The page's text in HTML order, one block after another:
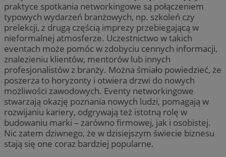
praktyce spotkania networkingowe są połączeniem
typowych wydarzeń branżowych, np. szkoleń czy
prelekcji, z drugą częścią imprezy przebiegającą w
nieformalnej atmosferze. Uczestnictwo w takich
eventach może pomóc w zdobyciu cennych informacji,
znalezieniu klientów, mentorów lub innych
profesjonalistów z branży. Można śmiało powiedzieć, że
poszerza to horyzonty i otwiera drzwi do nowych
możliwości zawodowych. Eventy networkingowe
stwarzają okazję poznania nowych ludzi, pomagają w
rozwijaniu kariery, odgrywają też istotną rolę w
budowaniu marki – zarówno firmowej, jak i osobistej.
Nic zatem dziwnego, że w dzisiejszym świecie biznesu
stają się one coraz bardziej popularne.